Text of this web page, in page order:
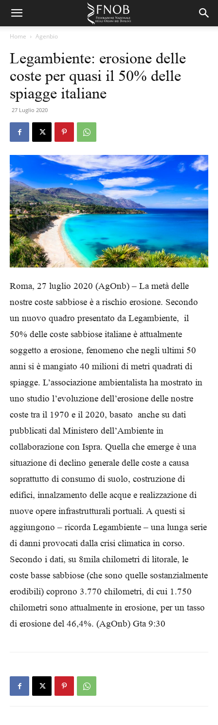
Home Agenbio
Legambiente: erosione delle
coste per quasi il 50% delle
spiagge italiane
27 Luglio 2020
Roma, 27 luglio 2020 (AgOnb) – La metà delle
nostre coste sabbiose è a rischio erosione. Secondo
un nuovo quadro presentato da Legambiente, il
50% delle coste sabbiose italiane è attualmente
soggetto a erosione, fenomeno che negli ultimi 50
anni si è mangiato 40 milioni di metri quadrati di
spiagge. L’associazione ambientalista ha mostrato in
uno studio l’evoluzione dell’erosione delle nostre
coste tra il 1970 e il 2020, basato anche su dati
pubblicati dal Ministero dell’Ambiente in
collaborazione con Ispra. Quella che emerge è una
situazione di declino generale delle coste a causa
soprattutto di consumo di suolo, costruzione di
edifici, innalzamento delle acque e realizzazione di
nuove opere infrastrutturali portuali. A questi si
aggiungono – ricorda Legambiente – una lunga serie
di danni provocati dalla crisi climatica in corso.
Secondo i dati, su 8mila chilometri di litorale, le
coste basse sabbiose (che sono quelle sostanzialmente
erodibili) coprono 3.770 chilometri, di cui 1.750
chilometri sono attualmente in erosione, per un tasso
di erosione del 46,4%. (AgOnb) Gta 9:30